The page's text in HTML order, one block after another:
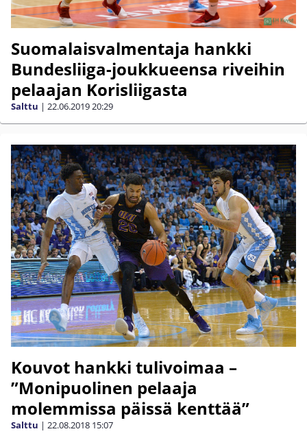
Suomalaisvalmentaja hankki
Bundesliiga-joukkueensa riveihin
pelaajan Korisliigasta
Salttu | 22.06.201920:29
Kouvot hankki tulivoimaa –
”Monipuolinen pelaaja
molemmissa päissä kenttää”
Salttu | 22.08.2018 15:07